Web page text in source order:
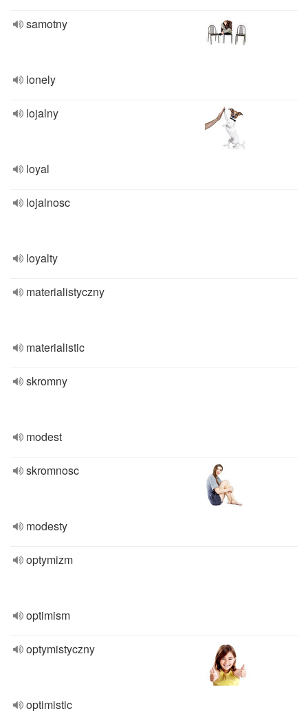
samotny
lonely
lojalny
loyal
lojalnosc
loyalty
materialistyczny
materialistic
skromny
modest
skromnosc
modesty
optymizm
optimism
optymistyczny
optimistic